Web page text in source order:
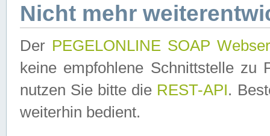
Nicht mehr
Der PEGELONLINE SOAP
keine empfohlene Schnittstelle zu
nutzen Sie bitte die REST-API.
weiterhin bedient.